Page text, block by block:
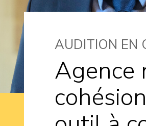
AUDITION EN
Agence